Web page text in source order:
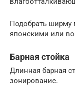
Подобрать ширму
японскими или
Барная стойка
Длинная барная
зонирование.